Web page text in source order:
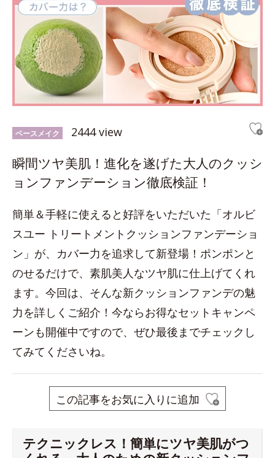
ベースメイク 2444 view
瞬間ツヤ美肌！進化を遂げた大人のクッシ
ョンファンデーション徹底検証！
簡単＆手軽に使えると好評をいただいた「オルビ
スユー トリートメントクッションファンデーショ
ン」が、カバー力を追求して新登場！ポンポンと
のせるだけで、素肌美人なツヤ肌に仕上げてくれ
ます。今回は、そんな新クッションファンデの魅
力を詳しくご紹介！今ならお得なセットキャンペ
ーンも開催中ですので、ぜひ最後までチェックし
てみてくださいね。
この記事をお気に入りに追加
テクニックレス！簡単にツヤ美肌がつ